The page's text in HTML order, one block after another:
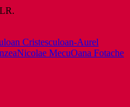
loan Cristesculoan-Aurel
Nicolae MecuOana Fotache